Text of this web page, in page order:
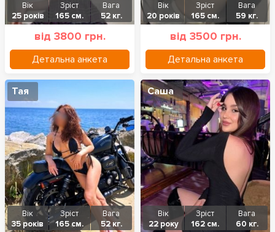
Вік
25 років
Зріст
165 см.
Вага
52 кг.
від 3800 грн.
Детальна анкета
Вік
20 років
Зріст
165 см.
Вага
59 кг.
від 3500 грн.
Детальна анкета
Тая
Вік
35 років
Зріст
165 см.
Вага
52 кг.
Саша
Вік
22 року
Зріст
162 см.
Вага
60 кг.